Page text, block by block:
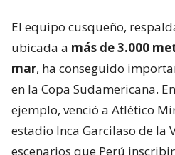
El equipo cusqueño,
ubicada a más de 3.000
mar, ha conseguido
en la Copa Sudamericana.
ejemplo, venció a Atlético
estadio Inca Garcilaso de la
escenarios que Perú